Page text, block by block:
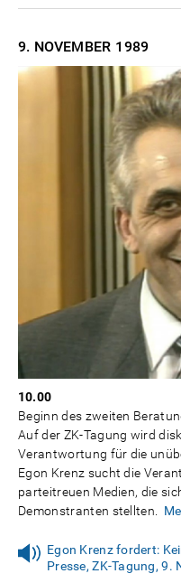
9. NOVEMBER 1989
10.00
Beginn des zweiten
Auf der ZK-Tagung wird
Verantwortung für die
Egon Krenz sucht die
parteitreuen Medien, die
Demonstranten stellten.
Egon Krenz fordert:
Presse, ZK-Tagung, 9.